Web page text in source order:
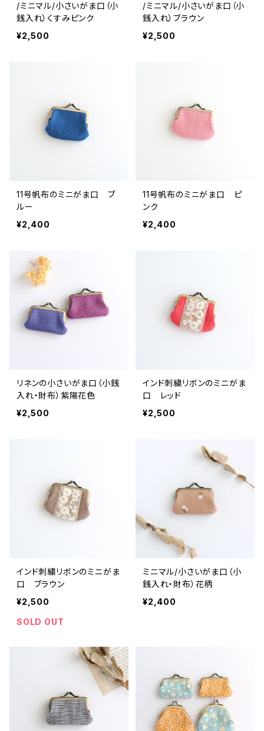
/ミニマル/小さいがま口（小
銭入れ）くすみピンク
¥2,500
/ミニマル/小さいがま口（小
銭入れ）ブラウン
¥2,500
11号帆布のミニがま口 ブ
ルー
¥2,400
11号帆布のミニがま口 ピ
ンク
¥2,400
リネンの小さいがま口（小銭
入れ・財布）紫陽花色
¥2,500
インド刺繍リボンのミニがま
口 レッド
¥2,500
インド刺繍リボンのミニがま
口 ブラウン
¥2,500
SOLD OUT
ミニマル/小さいがま口（小
銭入れ・財布）花柄
¥2,400